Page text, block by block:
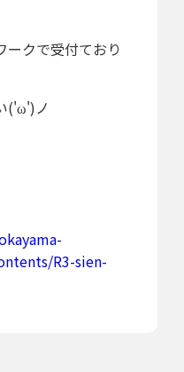
ークで受付ており
('ω')ノ
R3-sien-